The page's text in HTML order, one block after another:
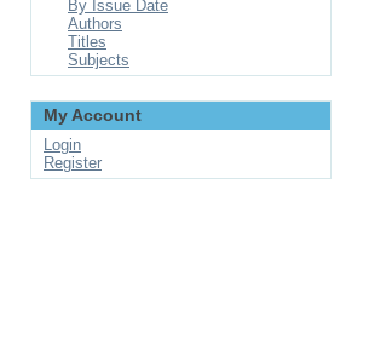
By Issue Date
Authors
Titles
Subjects
My Account
Login
Register